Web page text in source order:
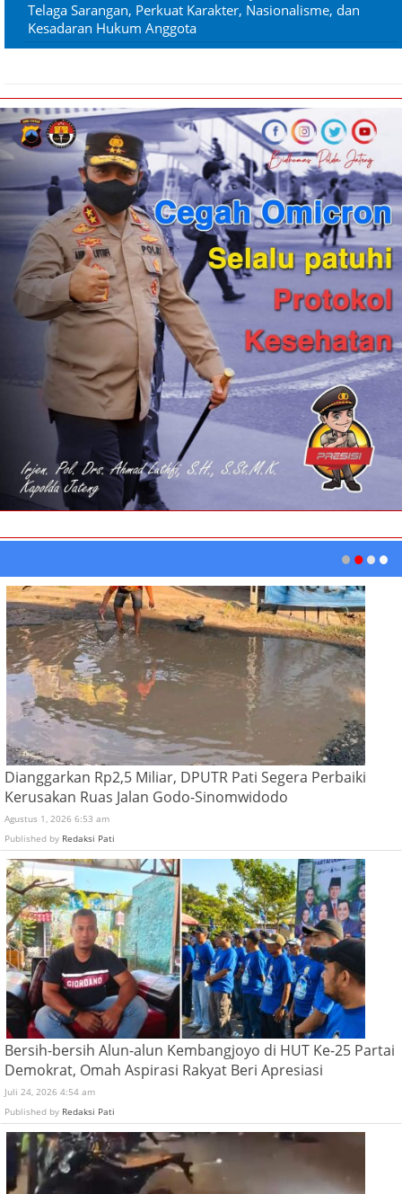
Telaga Sarangan, Perkuat Karakter, Nasionalisme, dan
Kesadaran Hukum Anggota
Dianggarkan Rp2,5 Miliar, DPUTR Pati Segera Perbaiki
Kerusakan Ruas Jalan Godo-Sinomwidodo
Agustus 1, 2026 6:53 am
Published by Redaksi Pati
Bersih-bersih Alun-alun Kembangjoyo di HUT Ke-25 Partai
Demokrat, Omah Aspirasi Rakyat Beri Apresiasi
Juli 24, 2026 4:54 am
Published by Redaksi Pati